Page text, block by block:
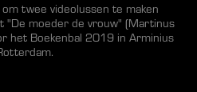
twee videolussen te maken
"De moeder de vrouw" (Martinus
het Boekenbal 2019 in Arminius